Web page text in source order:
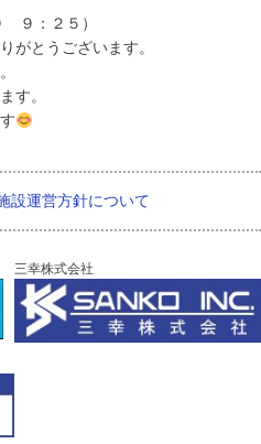
９：２５）
がとうございます。
す。
設運営方針について
三幸株式会社